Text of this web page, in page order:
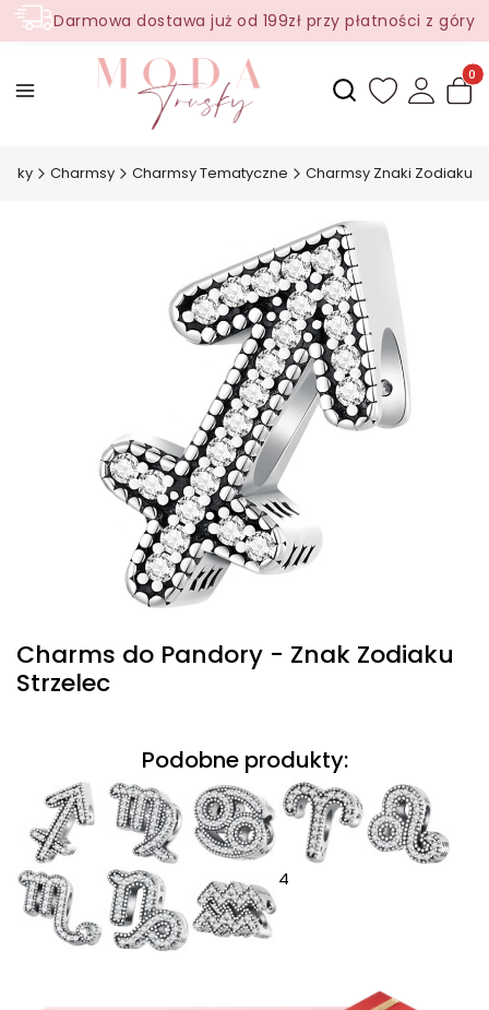
Darmowa dostawa już od 199zł przy płatności z góry
Otwórz
Charmsy Charmsy Tematyczne Charmsy Znaki Zodiaku
Charms do Pandory - Znak Zodiaku
Strzelec
Podobne produkty:
4